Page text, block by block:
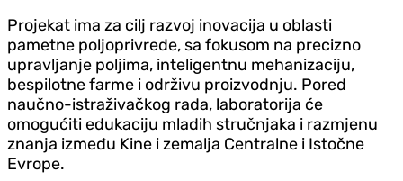
Projekat ima za cilj razvoj inovacija u oblasti
pametne poljoprivrede, sa fokusom na precizno
upravljanje poljima, inteligentnu mehanizaciju,
bespilotne farme i održivu proizvodnju. Pored
naučno-istraživačkog rada, laboratorija će
omogućiti edukaciju mladih stručnjaka i razmjenu
znanja između Kine i zemalja Centralne i Istočne
Evrope.